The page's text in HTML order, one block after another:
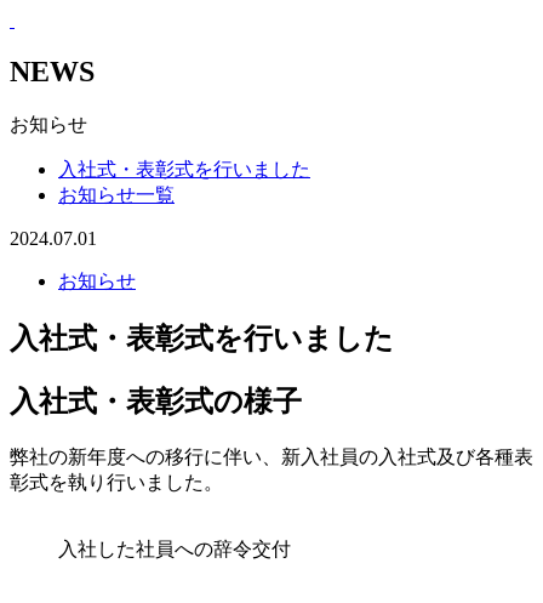
NEWS
お知らせ
入社式・表彰式を行いました
お知らせ一覧
2024.07.01
お知らせ
入社式・表彰式を行いました
入社式・表彰式の様子
弊社の新年度への移行に伴い、新入社員の入社式及び各種表
彰式を執り行いました。
入社した社員への辞令交付